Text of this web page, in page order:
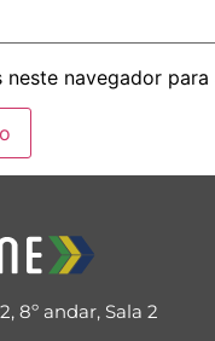
neste navegador
8º andar, Sala 2